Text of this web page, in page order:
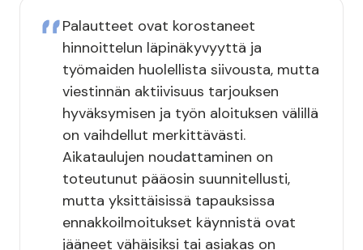
Palautteet ovat korostaneet
hinnoittelun läpinäkyvyyttä ja
työmaiden huolellista siivousta, mutta
viestinnän aktiivisuus tarjouksen
hyväksymisen ja työn aloituksen välillä
on vaihdellut merkittävästi.
Aikataulujen noudattaminen on
toteutunut pääosin suunnitellusti,
mutta yksittäisissä tapauksissa
ennakkoilmoitukset käynnistä ovat
jääneet vähäisiksi tai asiakas on